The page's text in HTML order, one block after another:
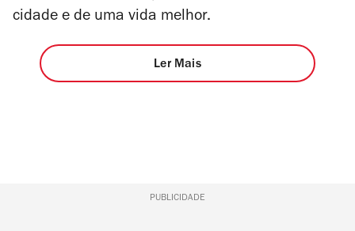
cidade e de uma vida melhor.
Ler Mais
PUBLICIDADE